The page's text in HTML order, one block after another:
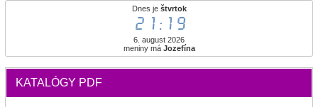
Dnes je štvrtok
21:19
6. august 2026
meniny má Jozefína
KATALÓGY PDF